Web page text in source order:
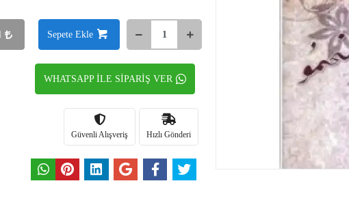
Sepete Ekle
WHATSAPP İLE SİPARİŞ VER
Hızlı Gönderi
Güvenli Alışveriş